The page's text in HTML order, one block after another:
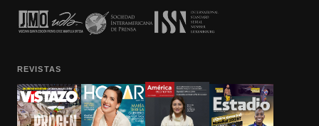
REVISTAS